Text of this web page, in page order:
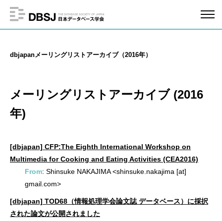
dbjapanメーリングリストアーカイブ（2016年）
メーリングリストアーカイブ (2016
年)
[dbjapan] CFP:The Eighth International Workshop on
Multimedia for Cooking and Eating Activities (CEA2016)
From: Shinsuke NAKAJIMA <shinsuke.nakajima [at]
gmail.com>
[dbjapan] TOD68（情報処理学会論文誌 データベース）に採択
された論文が公開されました